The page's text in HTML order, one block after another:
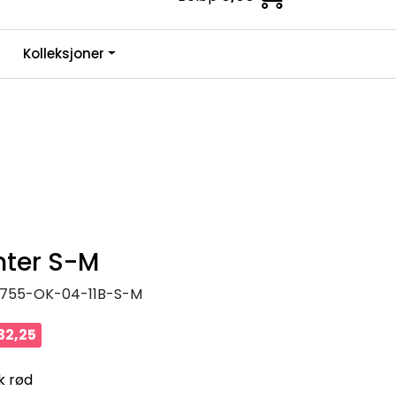
Infosenter
Kolleksjoner
S-M
755-OK-04-11B-S-M
rød